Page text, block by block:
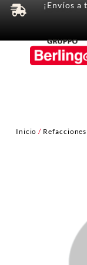
¡Envíos a
Inicio / Refacciones